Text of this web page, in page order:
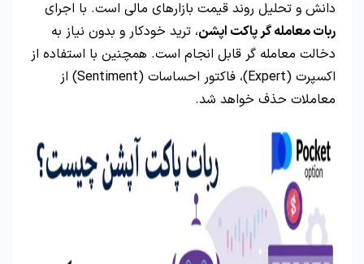
دانش و تحلیل روند قیمت بازارهای مالی است. با اجرای
ربات معامله گر پاکت اپشن، ترید خودکار و بدون نیاز به
دخالت معامله گر قابل انجام است. همچنین با استفاده از
اکسپرت (Expert)، فاکتور احساسات (Sentiment) از
معاملات حذف خواهد شد.